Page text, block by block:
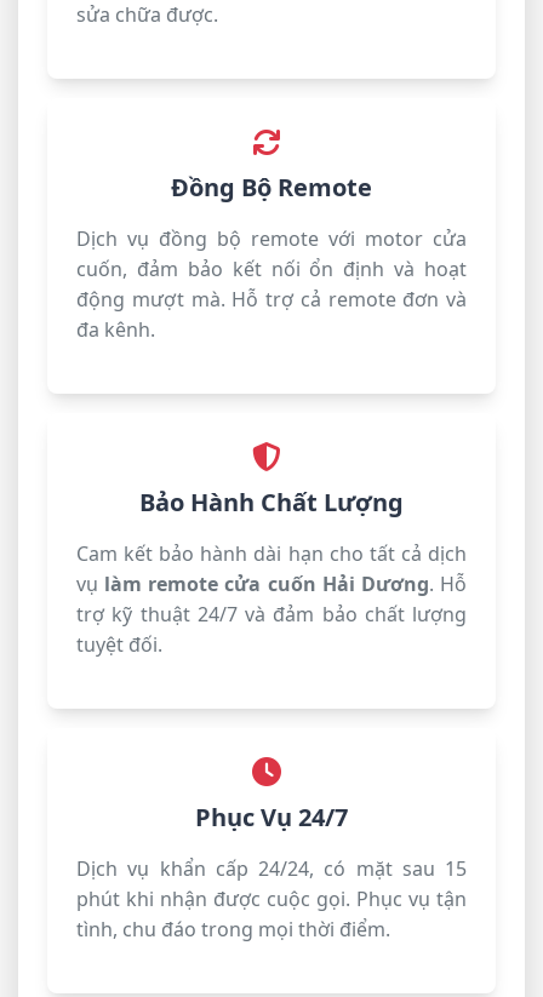
sửa chữa được.
Đồng Bộ Remote
Dịch vụ đồng bộ remote với motor cửa
cuốn, đảm bảo kết nối ổn định và hoạt
động mượt mà. Hỗ trợ cả remote đơn và
đa kênh.
Bảo Hành Chất Lượng
Cam kết bảo hành dài hạn cho tất cả dịch
vụ làm remote cửa cuốn Hải Dương. Hỗ
trợ kỹ thuật 24/7 và đảm bảo chất lượng
tuyệt đối.
Phục Vụ 24/7
Dịch vụ khẩn cấp 24/24, có mặt sau 15
phút khi nhận được cuộc gọi. Phục vụ tận
tình, chu đáo trong mọi thời điểm.